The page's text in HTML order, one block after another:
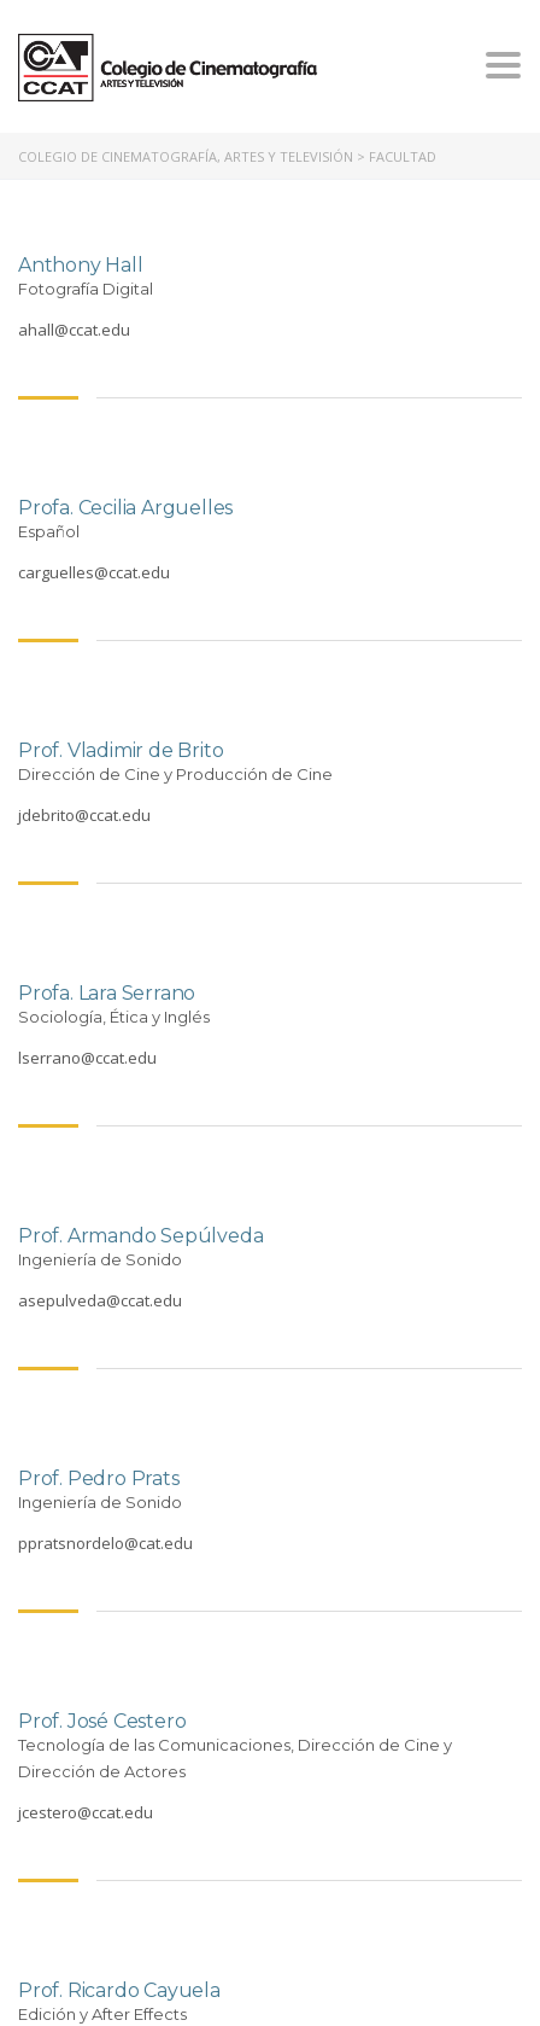
COLEGIO DE CINEMATOGRAFÍA, ARTES Y TELEVISIÓN > FACULTAD
Anthony Hall
Fotografía Digital
ahall@ccat.edu
Profa. Cecilia Arguelles
Español
carguelles@ccat.edu
Prof. Vladimir de Brito
Dirección de Cine y Producción de Cine
jdebrito@ccat.edu
Profa. Lara Serrano
Sociología, Ética y Inglés
lserrano@ccat.edu
Prof. Armando Sepúlveda
Ingeniería de Sonido
asepulveda@ccat.edu
Prof. Pedro Prats
Ingeniería de Sonido
ppratsnordelo@cat.edu
Prof. José Cestero
Tecnología de las Comunicaciones, Dirección de Cine y
Dirección de Actores
jcestero@ccat.edu
Prof. Ricardo Cayuela
Edición y After Effects